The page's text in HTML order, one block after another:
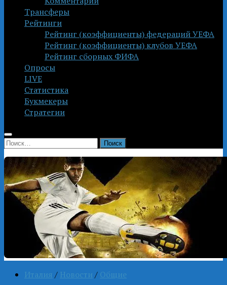
Трансферы
Рейтинги
Рейтинг (коэффициенты) федераций УЕФА
Рейтинг (коэффициенты) клубов УЕФА
Рейтинг сборных ФИФА
Опросы
LIVE
Статистика
Букмекеры
Стратегии
Найти:
Италия / Новости / Общие